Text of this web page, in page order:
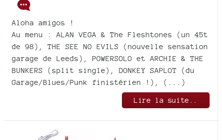
Aloha amigos !
Au menu : ALAN VEGA & The Fleshtones (un 45t
de 98), THE SEE NO EVILS (nouvelle sensation
garage de Leeds), POWERSOLO et ARCHIE & THE
BUNKERS (split single), DONKEY SAPLOT (du
Garage/Blues/Punk finistérien !), (...)
Lire la suite..